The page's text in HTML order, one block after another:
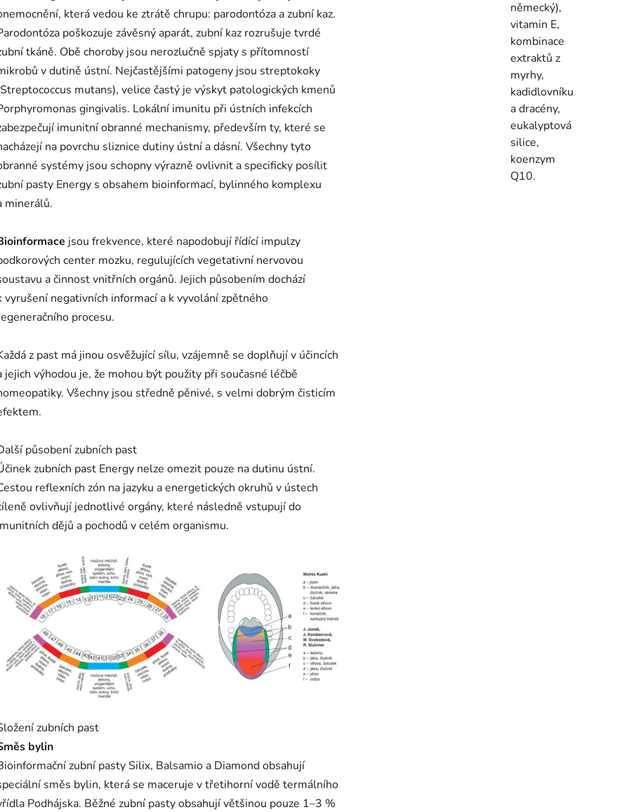
která vedou ke ztrátě chrupu: parodontóza a zubní kaz.
poškozuje závěsný aparát, zubní kaz rozrušuje tvrdé
tkáně. Obě choroby jsou nerozlučně spjaty s přítomností
v dutině ústní. Nejčastějšími patogeny jsou streptokoky
mutans), velice častý je výskyt patologických kmenů
gingivalis. Lokální imunitu při ústních infekcích
imunitní obranné mechanismy, především ty, které se
na povrchu sliznice dutiny ústní a dásní. Všechny tyto
systémy jsou schopny výrazně ovlivnit a specificky posílit
pasty Energy s obsahem bioinformací, bylinného komplexu
minerálů.
jsou frekvence, které napodobují řídící impulzy
center mozku, regulujících vegetativní nervovou
a činnost vnitřních orgánů. Jejich působením dochází
vyrušení negativních informací a k vyvolání zpětného
procesu.
z past má jinou osvěžující sílu, vzájemně se doplňují v účincích
jejich výhodou je, že mohou být použity při současné léčbě
Všechny jsou středně pěnivé, s velmi dobrým čisticím
působení zubních past
zubních past Energy nelze omezit pouze na dutinu ústní.
reflexních zón na jazyku a energetických okruhů v ústech
ovlivňují jednotlivé orgány, které následně vstupují do
dějů a pochodů v celém organismu.
zubních past
bylin
zubní pasty Silix, Balsamio a Diamond obsahují
směs bylin, která se maceruje v třetihorní vodě termálního
Podhájska. Běžné zubní pasty obsahují většinou pouze 1–3 %
německý),
vitamin E,
kombinace
extraktů z
myrhy,
kadidlovníku
a dracény,
eukalyptová
silice,
koenzym
Q10.